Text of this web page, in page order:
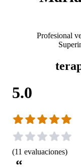
Profesional
5.0
(11 evaluaciones)